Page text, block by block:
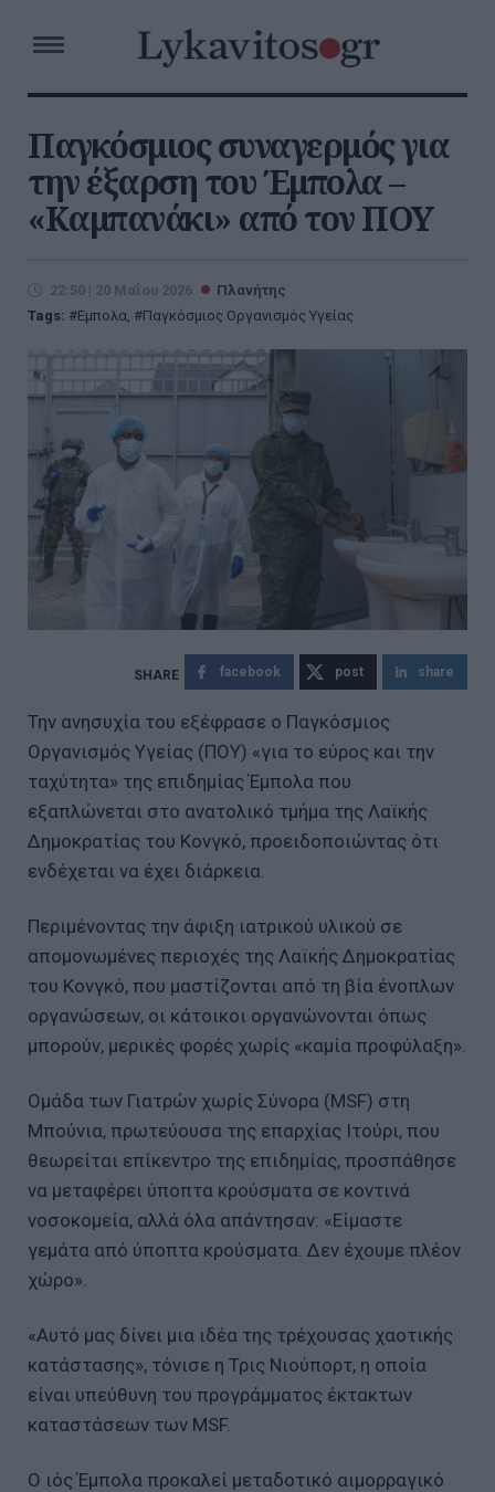
Παγκόσμιος συναγερμός για
την έξαρση του Έμπολα –
«Καμπανάκι» από τον ΠΟΥ
22:50 | 20 Μαΐου 2026
Πλανήτης
Tags:
Εμπολα, Παγκόσμιος Οργανισμός Υγείας
facebook post share
Την ανησυχία του εξέφρασε ο Παγκόσμιος
Οργανισμός Υγείας (ΠΟΥ) «για το εύρος και την
ταχύτητα» της επιδημίας Έμπολα που
εξαπλώνεται στο ανατολικό τμήμα της Λαϊκής
Δημοκρατίας του Κονγκό, προειδοποιώντας ότι
ενδέχεται να έχει διάρκεια.
Περιμένοντας την άφιξη ιατρικού υλικού σε
απομονωμένες περιοχές της Λαϊκής Δημοκρατίας
του Κονγκό, που μαστίζονται από τη βία ένοπλων
οργανώσεων, οι κάτοικοι οργανώνονται όπως
μπορούν, μερικές φορές χωρίς «καμία προφύλαξη».
Ομάδα των Γιατρών χωρίς Σύνορα (MSF) στη
Μπούνια, πρωτεύουσα της επαρχίας Ιτούρι, που
θεωρείται επίκεντρο της επιδημίας, προσπάθησε
να μεταφέρει ύποπτα κρούσματα σε κοντινά
νοσοκομεία, αλλά όλα απάντησαν: «Είμαστε
γεμάτα από ύποπτα κρούσματα. Δεν έχουμε πλέον
χώρο».
«Αυτό μας δίνει μια ιδέα της τρέχουσας χαοτικής
κατάστασης», τόνισε η Τρις Νιούπορτ, η οποία
είναι υπεύθυνη του προγράμματος έκτακτων
καταστάσεων των MSF.
Ο ιός Έμπολα προκαλεί μεταδοτικό αιμορραγικό